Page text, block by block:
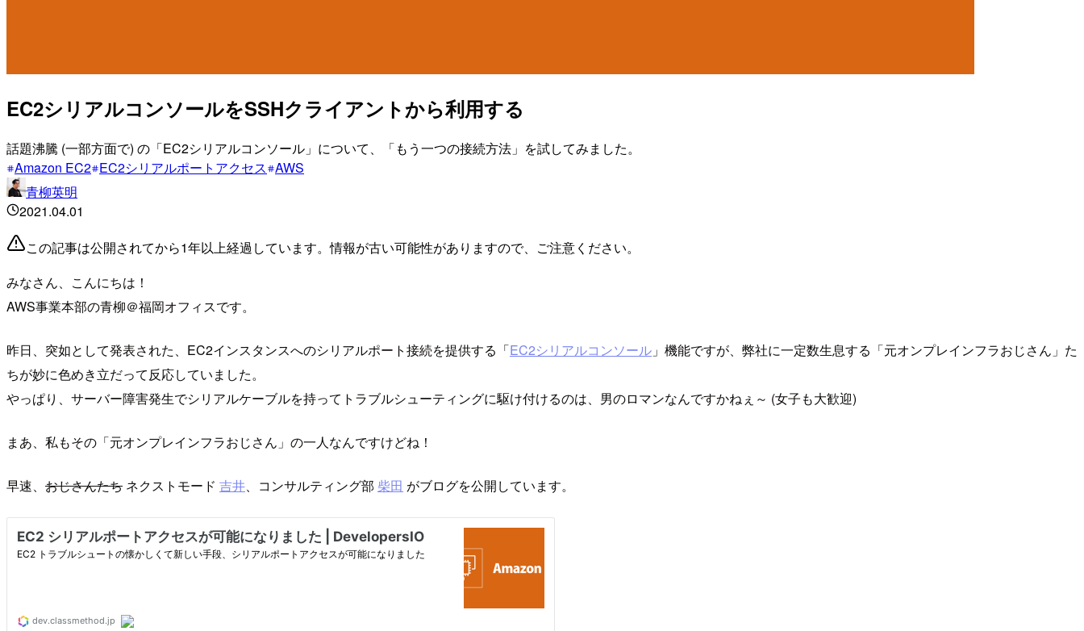
EC2シリアルコンソールをSSHクライアントから利用する
話題沸騰 (一部方面で) の「EC2シリアルコンソール」について、「もう一つの接続方法」を試してみました。
Amazon EC2 EC2シリアルポートアクセス AWS
青柳英明
2021.04.01
この記事は公開されてから1年以上経過しています。情報が古い可能性がありますので、ご注意ください。
みなさん、こんにちは！
AWS事業本部の青柳＠福岡オフィスです。
昨日、突如として発表された、EC2インスタンスへのシリアルポート接続を提供する「EC2シリアルコンソール 」機能ですが、弊社に一定数生息する「元オンプレインフラおじさん」た
ちが妙に色めき立だって反応していました。
やっぱり、サーバー障害発生でシリアルケーブルを持ってトラブルシューティングに駆け付けるのは、男のロマンなんですかねぇ～ (女子も大歓迎)
まあ、私もその「元オンプレインフラおじさん」の一人なんですけどね！
早速、 おじさんたち ネクストモード 吉井、コンサルティング部 柴田 がブログを公開しています。